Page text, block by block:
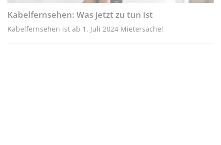
Kabelfernsehen: Was jetzt zu tun ist
Kabelfernsehen ist ab 1. Juli 2024 Mietersache!